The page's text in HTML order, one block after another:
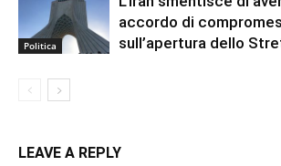
Politica
accordo di
sull’apertura dello
LEAVE A REPLY